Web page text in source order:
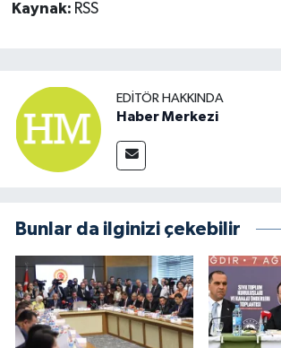
Kaynak: RSS
EDITÖR HAKKINDA
Haber Merkezi
Bunlar da ilginizi çekebilir